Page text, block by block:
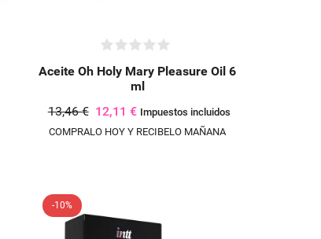
Aceite Oh Holy Mary Pleasure Oil 6
ml
13,46 € 12,11 € Impuestos incluidos
COMPRALO HOY Y RECIBELO MAÑANA
-10%